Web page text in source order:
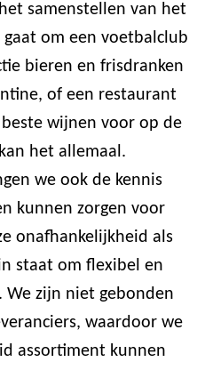
samenstellen van het
om een voetbalclub
bieren en frisdranken
of een restaurant
wijnen voor op de
het allemaal.
we ook de kennis
kunnen zorgen voor
onafhankelijkheid als
staat om flexibel en
zijn niet gebonden
waardoor we
assortiment kunnen